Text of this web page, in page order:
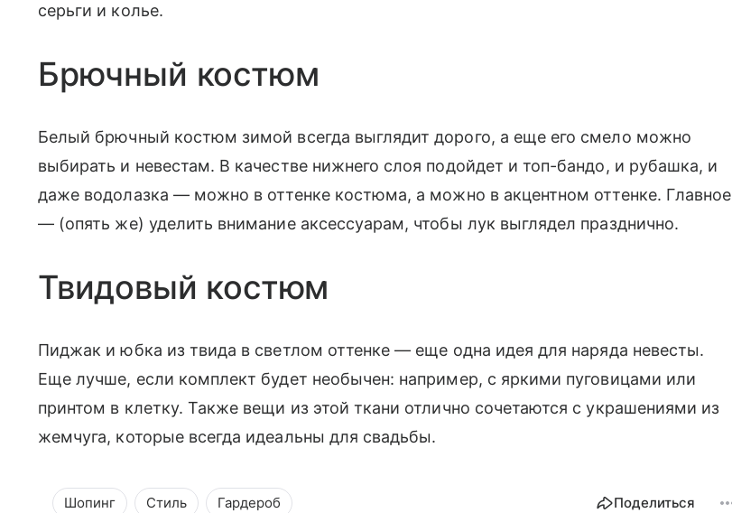
серьги и колье.
Брючный костюм
Белый брючный костюм зимой всегда выглядит дорого, а еще его смело можно
выбирать и невестам. В качестве нижнего слоя подойдет и топ-бандо, и рубашка, и
даже водолазка — можно в оттенке костюма, а можно в акцентном оттенке. Главное
— (опять же) уделить внимание аксессуарам, чтобы лук выглядел празднично.
Твидовый костюм
Пиджак и юбка из твида в светлом оттенке — еще одна идея для наряда невесты.
Еще лучше, если комплект будет необычен: например, с яркими пуговицами или
принтом в клетку. Также вещи из этой ткани отлично сочетаются с украшениями из
жемчуга, которые всегда идеальны для свадьбы.
Шопинг Стиль Гардероб Поделиться